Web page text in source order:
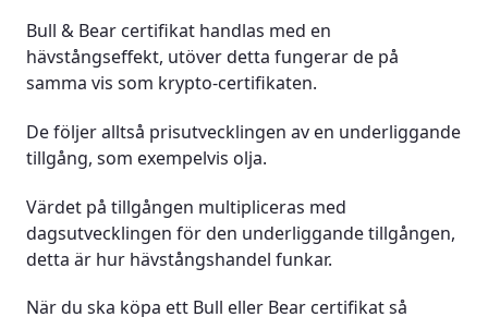
Bull & Bear certifikat handlas med en
hävstångseffekt, utöver detta fungerar de på
samma vis som krypto-certifikaten.
De följer alltså prisutvecklingen av en underliggande
tillgång, som exempelvis olja.
Värdet på tillgången multipliceras med
dagsutvecklingen för den underliggande tillgången,
detta är hur hävstångshandel funkar.
När du ska köpa ett Bull eller Bear certifikat så